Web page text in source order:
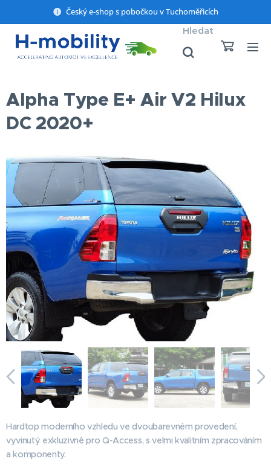
Český e-shop s pobočkou v Tuchoměřicích
Hledat
Alpha Type E+ Air V2 Hilux
DC 2020+
Alpha Type E+ Air Hilux
Hardtop moderního vzhledu ve dvoubarevném provedení,
vyvinutý exkluzivně pro Q-Access, s velmi kvalitním zpracováním
a komponenty.